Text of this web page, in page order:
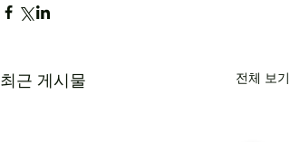
최근 게시물 전체 보기